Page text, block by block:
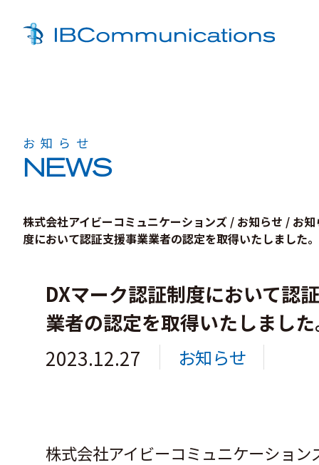
お知らせ
NEWS
株式会社アイビーコミュニケーションズ / お知らせ / お
度において認証支援事業業者の認定を取得いたしました。
DXマーク認証制度において認
業者の認定を取得いたしまし
2023.12.27 お知らせ
株式会社アイビーコミュニケーション